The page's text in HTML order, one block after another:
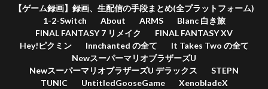
【ゲーム録画】録画、生配信の手段まとめ(全プラットフォーム)
1-2-Switch
About ARMS
Blanc 白き旅
FINAL FANTASY 7 リメイク
FINAL FANTASY XV
Hey!ピクミン
Innchanted の全て
It Takes Two の全て
NewスーパーマリオブラザーズU
NewスーパーマリオブラザーズU デラックス
STEPN
TUNIC
UntitledGooseGame
XenobladeX